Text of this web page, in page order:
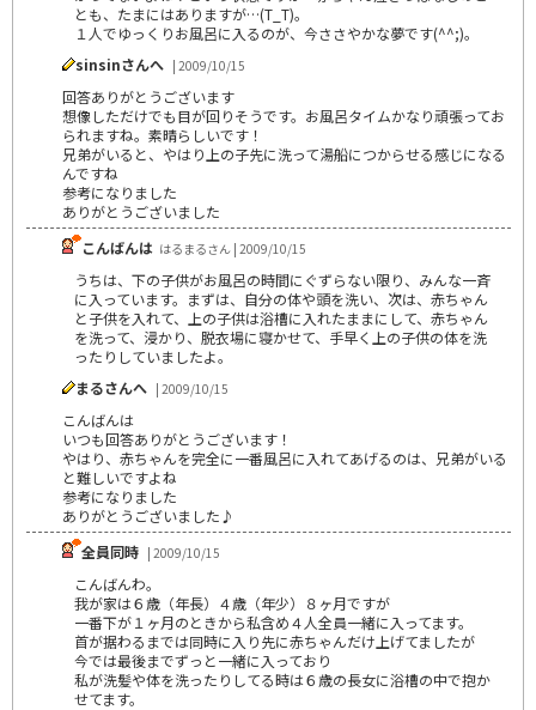
とも、たまにはありますが…(T_T)。
１人でゆっくりお風呂に入るのが、今ささやかな夢です(^^;)。
sinsinさんへ | 2009/10/15
回答ありがとうございます
想像しただけでも目が回りそうです。お風呂タイムかなり頑張ってお
られますね。素晴らしいです！
兄弟がいると、やはり上の子先に洗って湯船につからせる感じになる
んですね
参考になりました
ありがとうございました
こんばんは はるまるさん | 2009/10/15
うちは、下の子供がお風呂の時間にぐずらない限り、みんな一斉
に入っています。まずは、自分の体や頭を洗い、次は、赤ちゃん
と子供を入れて、上の子供は浴槽に入れたままにして、赤ちゃん
を洗って、浸かり、脱衣場に寝かせて、手早く上の子供の体を洗
ったりしていましたよ。
まるさんへ | 2009/10/15
こんばんは
いつも回答ありがとうございます！
やはり、赤ちゃんを完全に一番風呂に入れてあげるのは、兄弟がいる
と難しいですよね
参考になりました
ありがとうございました♪
全員同時 | 2009/10/15
こんばんわ。
我が家は６歳（年長）４歳（年少）８ヶ月ですが
一番下が１ヶ月のときから私含め４人全員一緒に入ってます。
首が据わるまでは同時に入り先に赤ちゃんだけ上げてましたが
今では最後までずっと一緒に入っており
私が洗髪や体を洗ったりしてる時は６歳の長女に浴槽の中で抱か
せてます。